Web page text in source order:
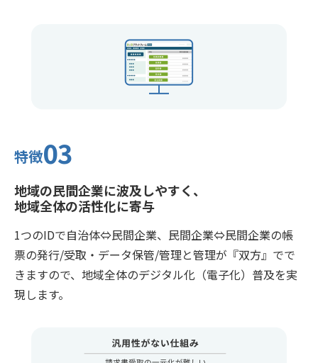
特徴03
地域の民間企業に波及しやすく、
地域全体の活性化に寄与
1つのIDで自治体⇔民間企業、民間企業⇔民間企業の帳
票の発行/受取・データ保管/管理と管理が『双方』でで
きますので、地域全体のデジタル化（電子化）普及を実
現します。